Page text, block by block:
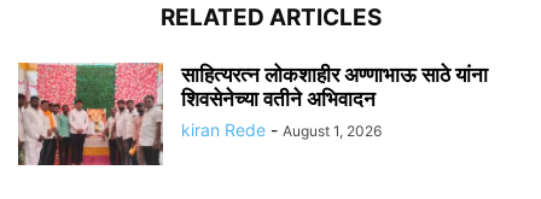
RELATED ARTICLES
साहित्यरत्न लोकशाहीर अण्णाभाऊ साठे यांना
शिवसेनेच्या वतीने अभिवादन
kiran Rede - August 1, 2026